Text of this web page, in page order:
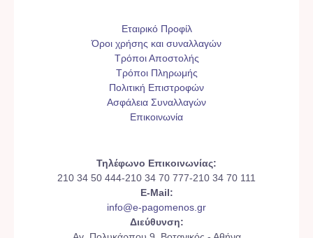
Εταιρικό Προφίλ
Όροι χρήσης και συναλλαγών
Τρόποι Αποστολής
Τρόποι Πληρωμής
Πολιτική Επιστροφών
Ασφάλεια Συναλλαγών
Επικοινωνία
Τηλέφωνο Επικοινωνίας:
210 34 50 444-210 34 70 777-210 34 70 111
E-Mail:
info@e-pagomenos.gr
Διεύθυνση: